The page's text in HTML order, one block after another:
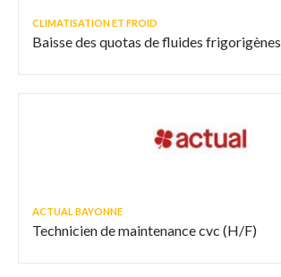
CLIMATISATION ET FROID
Baisse des quotas de fluides frigorigènes
ACTUAL BAYONNE
Technicien de maintenance cvc (H/F)